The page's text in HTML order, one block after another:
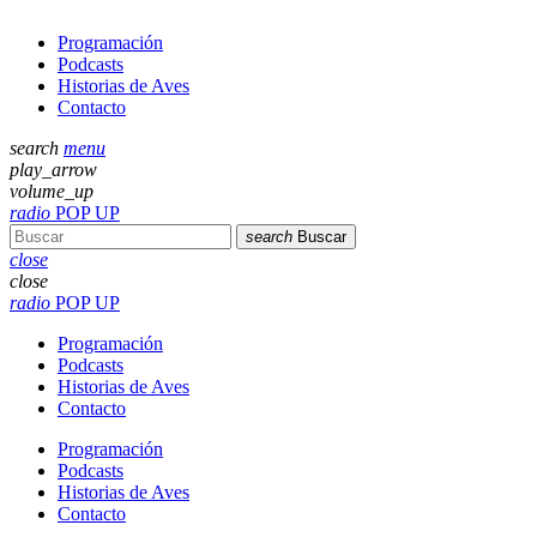
Programación
Podcasts
Historias de Aves
Contacto
search menu
play_arrow
volume_up
radio POP UP
search Buscar
close
close
radio POP UP
Programación
Podcasts
Historias de Aves
Contacto
Programación
Podcasts
Historias de Aves
Contacto